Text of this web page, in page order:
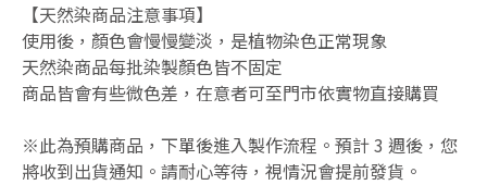
【天然染商品注意事項】
使用後，顏色會慢慢變淡，是植物染色正常現象
天然染商品每批染製顏色皆不固定
商品皆會有些微色差，在意者可至門市依實物直接購買
※此為預購商品，下單後進入製作流程。預計 3 週後，您
將收到出貨通知。請耐心等待，視情況會提前發貨。